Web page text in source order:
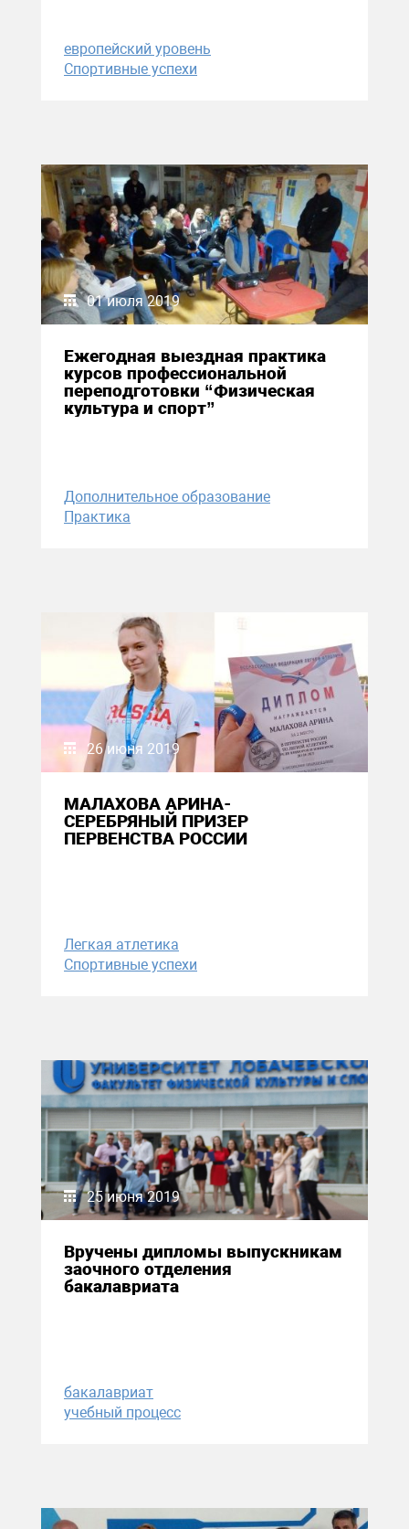
европейский уровень
Спортивные успехи
01 июля 2019
Ежегодная выездная практика
курсов профессиональной
переподготовки “Физическая
культура и спорт”
Дополнительное образование
Практика
26 июня 2019
МАЛАХОВА АРИНА-
СЕРЕБРЯНЫЙ ПРИЗЕР
ПЕРВЕНСТВА РОССИИ
Легкая атлетика
Спортивные успехи
25 июня 2019
Вручены дипломы выпускникам
заочного отделения
бакалавриата
бакалавриат
учебный процесс